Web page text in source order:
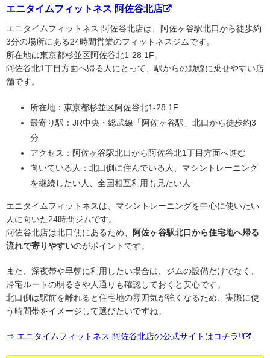
エニタイムフィットネス 阿佐谷北店
エニタイムフィットネス 阿佐谷北店は、阿佐ヶ谷駅北口から徒歩約
3分の場所にある24時間営業のフィットネスジムです。
所在地は東京都杉並区阿佐谷北1-28 1F。
阿佐谷北1丁目方面へ帰る人にとって、駅からの動線に乗せやすい店
舗です。
所在地：東京都杉並区阿佐谷北1-28 1F
最寄り駅：JR中央・総武線「阿佐ヶ谷駅」北口から徒歩約3
分
アクセス：阿佐ヶ谷駅北口から阿佐谷北1丁目方面へ進む
向いている人：北口側に住んでいる人、マシントレーニング
を継続したい人、全国相互利用も見たい人
エニタイムフィットネスは、マシントレーニングを中心に使いたい
人に向いた24時間ジムです。
阿佐谷北店は北口側にあるため、
阿佐ヶ谷駅北口から住宅地へ帰る
流れで寄りやすいのがポイントです。
また、深夜帯や早朝に利用したい場合は、ジムの設備だけでなく、
帰宅ルートの明るさや人通りも確認しておくと安心です。
北口側は駅前を離れると住宅地の雰囲気が強くなるため、実際に使
う時間帯をイメージして選びたいですね。
⇒ エニタイムフィットネス 阿佐谷北店の公式サイトはコチラ!!